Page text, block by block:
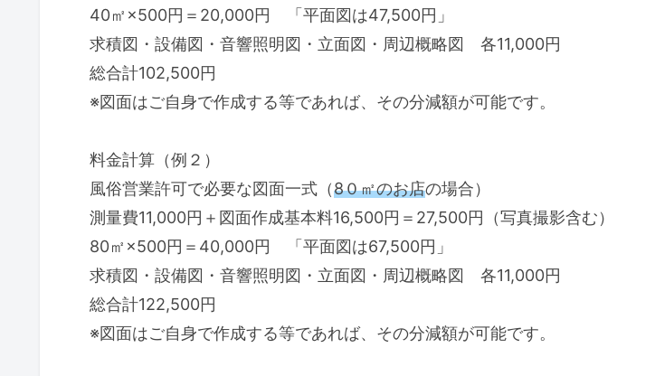
40㎡×500円＝20,000円 「平面図は47,500円」
求積図・設備図・音響照明図・立面図・周辺概略図 各11,000円
総合計102,500円
※図面はご自身で作成する等であれば、その分減額が可能です。
料金計算（例２）
風俗営業許可で必要な図面一式（8０㎡のお店の場合）
測量費11,000円＋図面作成基本料16,500円＝27,500円（写真撮影含む）
80㎡×500円＝40,000円 「平面図は67,500円」
求積図・設備図・音響照明図・立面図・周辺概略図 各11,000円
総合計122,500円
※図面はご自身で作成する等であれば、その分減額が可能です。